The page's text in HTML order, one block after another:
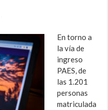
En torno a
la vía de
ingreso
PAES, de
las 1.201
personas
matriculada